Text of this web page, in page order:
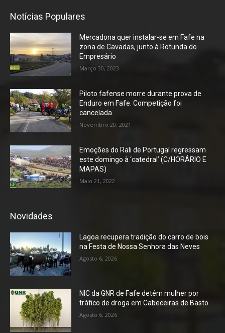
Notícias Populares
Mercadona quer instalar-se em Fafe na
zona de Cavadas, junto à Rotunda do
Empresário
Março 30, 2023
Piloto fafense morre durante prova de
Enduro em Fafe. Competição foi
cancelada.
Novembro 20, 2021
Emoções do Rali de Portugal regressam
este domingo à ‘catedral’ (C/HORÁRIO E
MAPAS)
Maio 21, 2022
Novidades
Lagoa recupera tradição do carro de bois
na Festa de Nossa Senhora das Neves
Agosto 6, 2026
NIC da GNR de Fafe detém mulher por
tráfico de droga em Cabeceiras de Basto
Agosto 6, 2026